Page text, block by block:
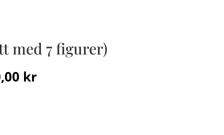
med 7 figurer)
krNåværende